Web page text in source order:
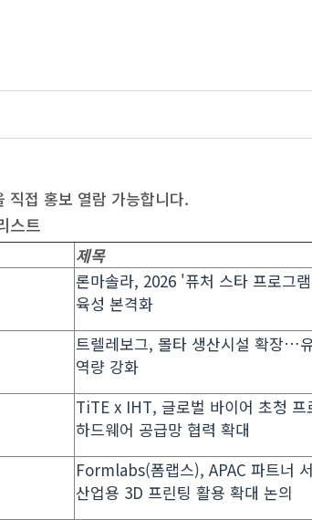
직접 홍보 열람 가능합니다.
스트
제목
론마솔라, 2026 '퓨처 스타 프로그
육성 본격화
트렐레보그, 몰타 생산시설 확장…
역량 강화
TiTE x IHT, 글로벌 바이어 초청
하드웨어 공급망 협력 확대
Formlabs(폼랩스), APAC 파트너
산업용 3D 프린팅 활용 확대 논의